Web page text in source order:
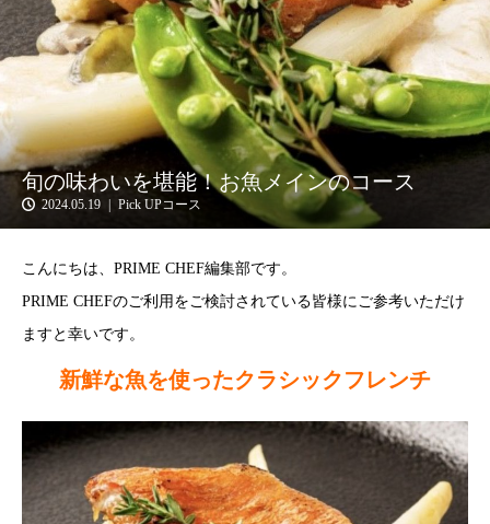
旬の味わいを堪能！お魚メインのコース
2024.05.19 Pick UPコース
こんにちは、PRIME CHEF編集部です。
PRIME CHEFのご利用をご検討されている皆様にご参考いただけ
ますと幸いです。
新鮮な魚を使ったクラシックフレンチ